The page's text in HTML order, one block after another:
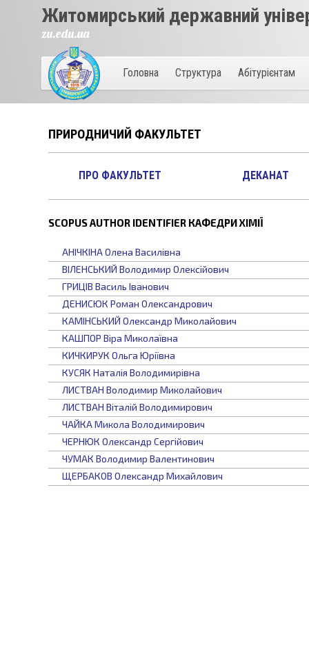
Житомирський державний
zu.edu.ua
Головна Структура Абітурієнтам
ПРИРОДНИЧИЙ ФАКУЛЬТЕТ
ПРО ФАКУЛЬТЕТ ДЕКАНАТ
SCOPUS AUTHOR IDENTIFIER КАФЕДРИ ХІМІЇ
АНІЧКІНАОлена Василівна
ВІЛЕНСЬКИЙ Володимир Олексійович
ГРИЦІВ Василь Іванович
ДЕНИСЮК Роман Олександрович
КАМІНСЬКИЙ Олександр Миколайович
КАШПОР Віра Миколаївна
КИЧКИРУК Ольга Юріївна
КУСЯК Наталія Володимирівна
ЛИСТВАН Володимир Миколайович
ЛИСТВАН Віталій Володимирович
ЧАЙКАМикола Володимирович
ЧЕРНЮК Олександр Сергійович
ЧУМАК Володимир Валентинович
ЩЕРБАКОВ Олександр Михайлович